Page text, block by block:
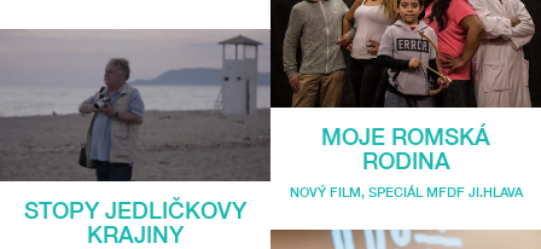
STOPY JEDLIČKOVY
KRAJINY
MOJE ROMSKÁ
RODINA
NOVÝ FILM, SPECIÁL MFDF JI.HLAVA